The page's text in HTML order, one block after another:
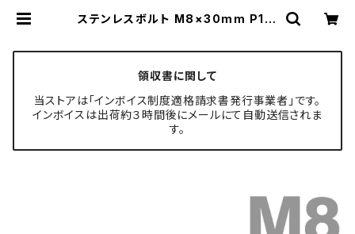
ステンレスボルト M8×30mm P1.2
ASTER ボルト専門店
領収書に関して
当ストアは「インボイス制度適格請求書発行事業者」です。
インボイスは出荷約３時間後にメールにて自動送信されま
す。